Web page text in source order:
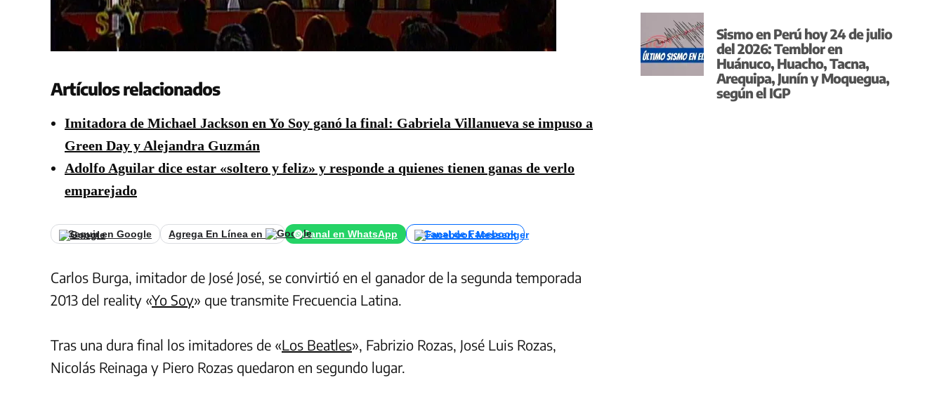
Artículos relacionados
Imitadora de Michael Jackson en Yo Soy ganó la final: Gabriela Villanueva se impuso a
Green Day y Alejandra Guzmán
Adolfo Aguilar dice estar «soltero y feliz» y responde a quienes tienen ganas de verlo
emparejado
Seguir en Google Agrega En Línea en Canal en WhatsApp Canal de Facebook
Carlos Burga, imitador de José José, se convirtió en el ganador de la segunda temporada
2013 del reality «Yo Soy» que transmite Frecuencia Latina.
Tras una dura final los imitadores de «Los Beatles», Fabrizio Rozas, José Luis Rozas,
Nicolás Reinaga y Piero Rozas quedaron en segundo lugar.
Sismo en Perú hoy 24 de julio
del 2026: Temblor en
Huánuco, Huacho, Tacna,
Arequipa, Junín y Moquegua,
según el IGP